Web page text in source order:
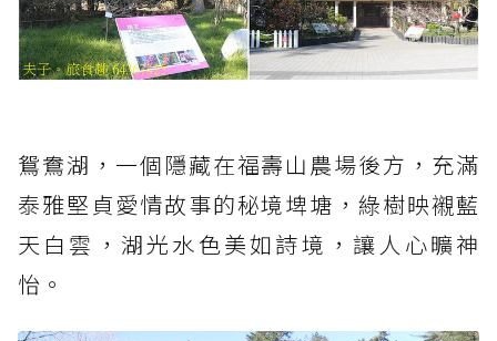
鴛鴦湖，一個隱藏在福壽山農場後方，充滿
泰雅堅貞愛情故事的秘境埤塘，綠樹映襯藍
天白雲，湖光水色美如詩境，讓人心曠神
怡。